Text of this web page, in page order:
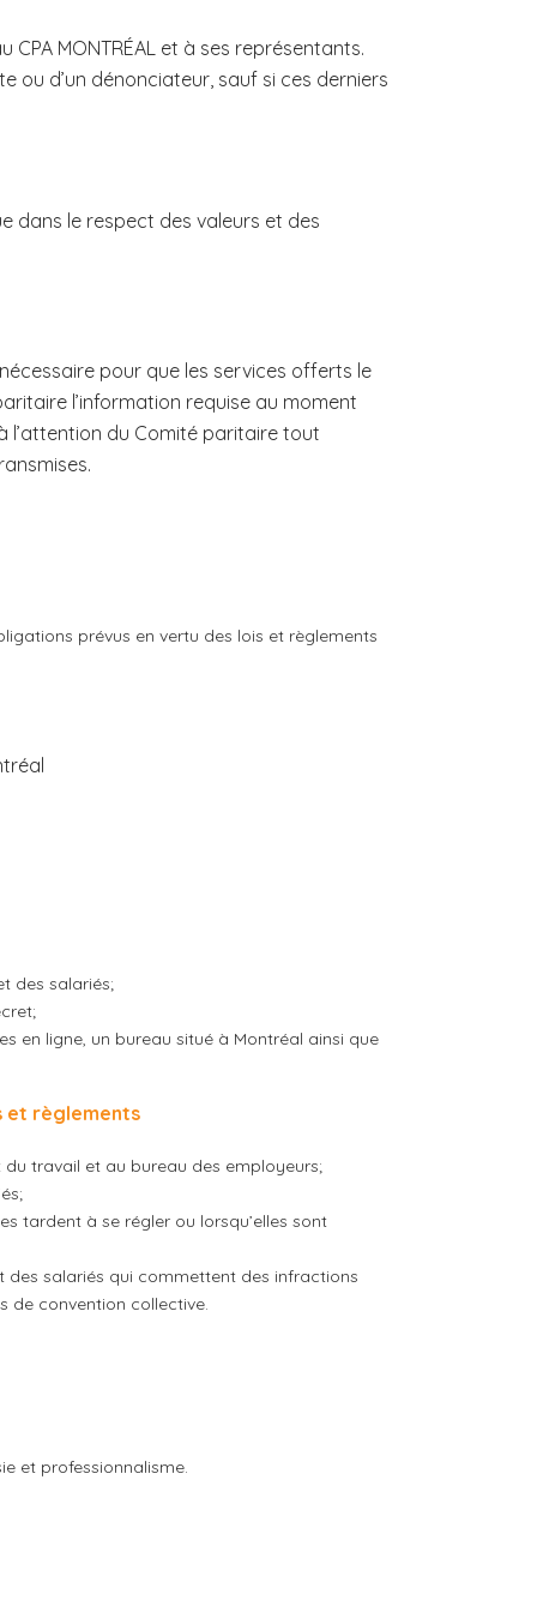
MONTRÉAL et à ses représentants.
ou d’un dénonciateur, sauf si ces derniers
dans le respect des valeurs et des
pour que les services offerts le
l’information requise au moment
l’attention du Comité paritaire tout
prévus en vertu des lois et règlements
des salariés;
en ligne, un bureau situé à Montréal ainsi que
et règlements
travail et au bureau des employeurs;
tardent à se régler ou lorsqu’elles sont
des salariés qui commettent des infractions
de convention collective.
et professionnalisme.